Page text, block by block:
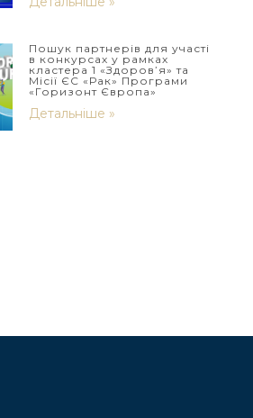
Пошук партнерів для участі
в конкурсах у рамках
кластера 1 «Здоров’я» та
Місії ЄС «Рак» Програми
«Горизонт Європа»
Детальніше »